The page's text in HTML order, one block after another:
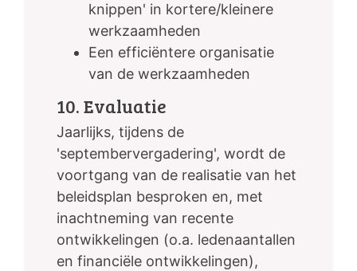
knippen' in kortere/kleinere
werkzaamheden
Een efficiëntere organisatie
van de werkzaamheden
10. Evaluatie
Jaarlijks, tijdens de
'septembervergadering', wordt de
voortgang van de realisatie van het
beleidsplan besproken en, met
inachtneming van recente
ontwikkelingen (o.a. ledenaantallen
en financiële ontwikkelingen),